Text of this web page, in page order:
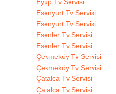
Eyüp Tv Servisi
Esenyurt Tv Servisi
Esenyurt Tv Servisi
Esenler Tv Servisi
Esenler Tv Servisi
Çekmeköy Tv Servisi
Çekmeköy Tv Servisi
Çatalca Tv Servisi
Çatalca Tv Servisi